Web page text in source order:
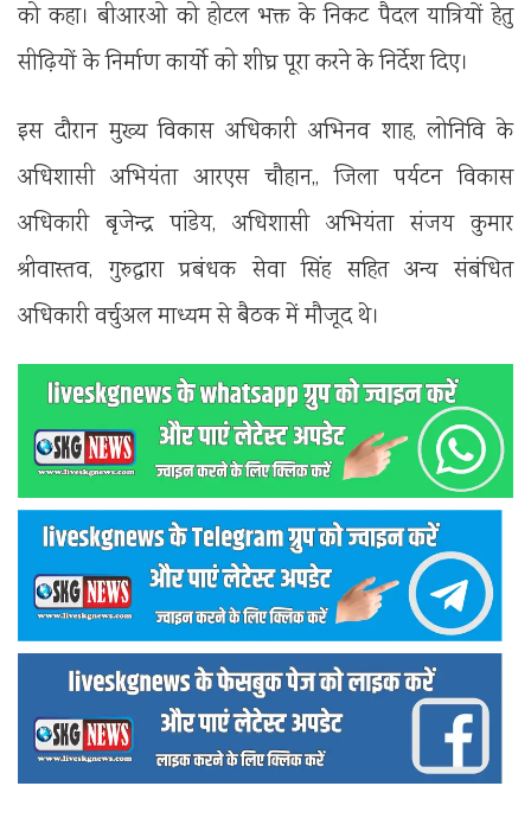
को कहा। बीआरओ को होटल भक्त के निकट पैदल यात्रियों हेतु
सीढ़ियों के निर्माण कार्यो को शीघ्र पूरा करने के निर्देश दिए।
इस दौरान मुख्य विकास अधिकारी अभिनव शाह, लोनिवि के
अधिशासी अभियंता आरएस चौहान,, जिला पर्यटन विकास
अधिकारी बृजेन्द्र पांडेय, अधिशासी अभियंता संजय कुमार
श्रीवास्तव, गुरुद्वारा प्रबंधक सेवा सिंह सहित अन्य संबंधित
अधिकारी वर्चुअल माध्यम से बैठक में मौजूद थे।